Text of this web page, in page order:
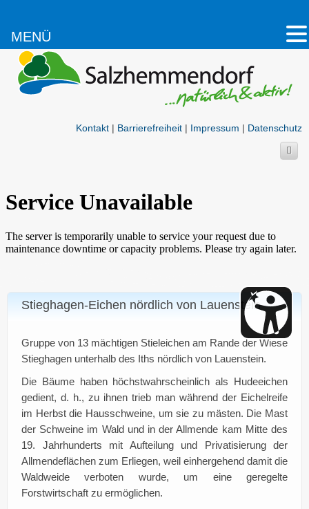
Kontakt | Barrierefreiheit | Impressum | Datenschutz
Stieghagen-Eichen nördlich von Lauenstein
Gruppe von 13 mächtigen Stieleichen am Rande der Wiese
Stieghagen unterhalb des Iths nördlich von Lauenstein.
Die Bäume haben höchstwahrscheinlich als Hudeeichen
gedient, d. h., zu ihnen trieb man während der Eichelreife
im Herbst die Hausschweine, um sie zu mästen. Die Mast
der Schweine im Wald und in der Allmende kam Mitte des
19. Jahrhunderts mit Aufteilung und Privatisierung der
Allmendeflächen zum Erliegen, weil einhergehend damit die
Waldweide verboten wurde, um eine geregelte
Forstwirtschaft zu ermöglichen.
MENÜ